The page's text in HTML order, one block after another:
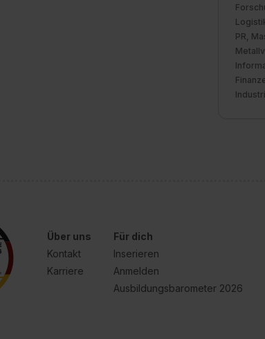
PR,
Über uns
Kontakt
Karriere
Für dich
Inserieren
Anmelden
Ausbildungsbarometer 2026